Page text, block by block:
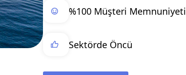
%100 Müşteri Memnuniyeti
Sektörde Öncü